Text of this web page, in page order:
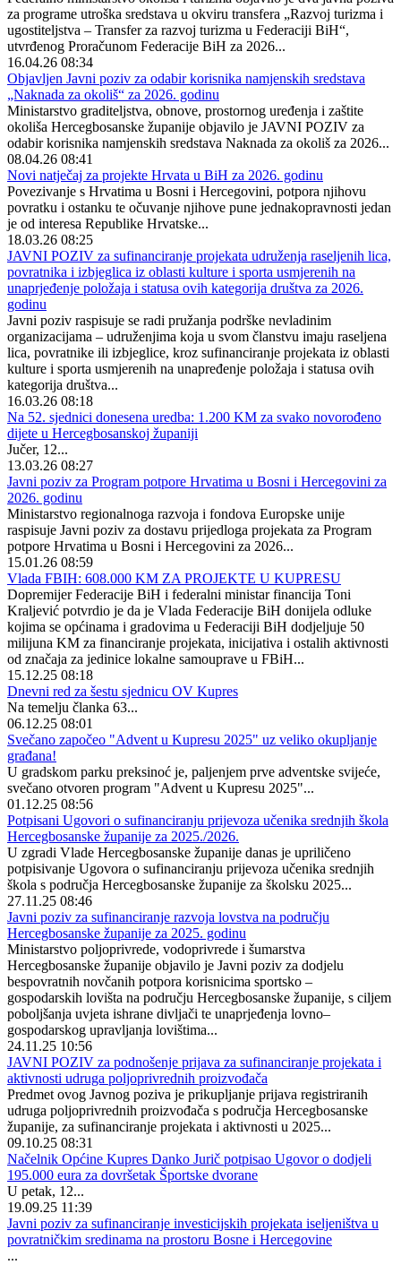
za programe utroška sredstava u okviru transfera „Razvoj turizma i
ugostiteljstva – Transfer za razvoj turizma u Federaciji BiH“,
utvrđenog Proračunom Federacije BiH za 2026...
16.04.26 08:34
Objavljen Javni poziv za odabir korisnika namjenskih sredstava
„Naknada za okoliš“ za 2026. godinu
Ministarstvo graditeljstva, obnove, prostornog uređenja i zaštite
okoliša Hercegbosanske županije objavilo je JAVNI POZIV za
odabir korisnika namjenskih sredstava Naknada za okoliš za 2026...
08.04.26 08:41
Novi natječaj za projekte Hrvata u BiH za 2026. godinu
Povezivanje s Hrvatima u Bosni i Hercegovini, potpora njihovu
povratku i ostanku te očuvanje njihove pune jednakopravnosti jedan
je od interesa Republike Hrvatske...
18.03.26 08:25
JAVNI POZIV za sufinanciranje projekata udruženja raseljenih lica,
povratnika i izbjeglica iz oblasti kulture i sporta usmjerenih na
unaprjeđenje položaja i statusa ovih kategorija društva za 2026.
godinu
Javni poziv raspisuje se radi pružanja podrške nevladinim
organizacijama – udruženjima koja u svom članstvu imaju raseljena
lica, povratnike ili izbjeglice, kroz sufinanciranje projekata iz oblasti
kulture i sporta usmjerenih na unapređenje položaja i statusa ovih
kategorija društva...
16.03.26 08:18
Na 52. sjednici donesena uredba: 1.200 KM za svako novorođeno
dijete u Hercegbosanskoj županiji
Jučer, 12...
13.03.26 08:27
Javni poziv za Program potpore Hrvatima u Bosni i Hercegovini za
2026. godinu
Ministarstvo regionalnoga razvoja i fondova Europske unije
raspisuje Javni poziv za dostavu prijedloga projekata za Program
potpore Hrvatima u Bosni i Hercegovini za 2026...
15.01.26 08:59
Vlada FBIH: 608.000 KM ZA PROJEKTE U KUPRESU
Dopremijer Federacije BiH i federalni ministar financija Toni
Kraljević potvrdio je da je Vlada Federacije BiH donijela odluke
kojima se općinama i gradovima u Federaciji BiH dodjeljuje 50
milijuna KM za financiranje projekata, inicijativa i ostalih aktivnosti
od značaja za jedinice lokalne samouprave u FBiH...
15.12.25 08:18
Dnevni red za šestu sjednicu OV Kupres
Na temelju članka 63...
06.12.25 08:01
Svečano započeo "Advent u Kupresu 2025" uz veliko okupljanje
građana!
U gradskom parku preksinoć je, paljenjem prve adventske svijeće,
svečano otvoren program "Advent u Kupresu 2025"...
01.12.25 08:56
Potpisani Ugovori o sufinanciranju prijevoza učenika srednjih škola
Hercegbosanske županije za 2025./2026.
U zgradi Vlade Hercegbosanske županije danas je upriličeno
potpisivanje Ugovora o sufinanciranju prijevoza učenika srednjih
škola s područja Hercegbosanske županije za školsku 2025...
27.11.25 08:46
Javni poziv za sufinanciranje razvoja lovstva na području
Hercegbosanske županije za 2025. godinu
Ministarstvo poljoprivrede, vodoprivrede i šumarstva
Hercegbosanske županije objavilo je Javni poziv za dodjelu
bespovratnih novčanih potpora korisnicima sportsko –
gospodarskih lovišta na području Hercegbosanske županije, s ciljem
poboljšanja uvjeta ishrane divljači te unaprjeđenja lovno–
gospodarskog upravljanja lovištima...
24.11.25 10:56
JAVNI POZIV za podnošenje prijava za sufinanciranje projekata i
aktivnosti udruga poljoprivrednih proizvođača
Predmet ovog Javnog poziva je prikupljanje prijava registriranih
udruga poljoprivrednih proizvođača s područja Hercegbosanske
županije, za sufinanciranje projekata i aktivnosti u 2025...
09.10.25 08:31
Načelnik Općine Kupres Danko Jurič potpisao Ugovor o dodjeli
195.000 eura za dovršetak Športske dvorane
U petak, 12...
19.09.25 11:39
Javni poziv za sufinanciranje investicijskih projekata iseljeništva u
povratničkim sredinama na prostoru Bosne i Hercegovine
...